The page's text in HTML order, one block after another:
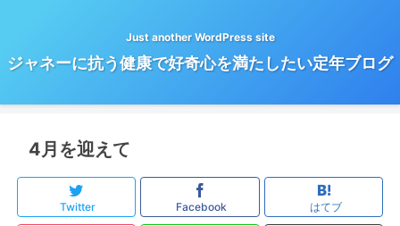
Just another WordPress site
ジャネーに抗う健康で好奇心を満たしたい定年ブログ
4月を迎えて
Twitter Facebook はてブ